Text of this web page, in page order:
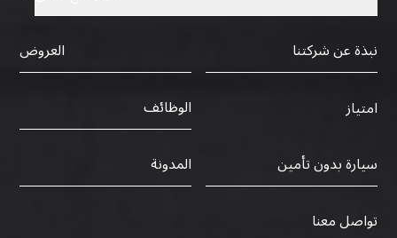
نبذة عن شركتنا
العروض
امتياز
الوظائف
سيارة بدون تأمين
المدونة
تواصل معنا